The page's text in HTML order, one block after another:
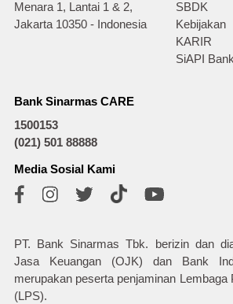
Menara 1, Lantai 1 & 2,
Jakarta 10350 - Indonesia
SBDK
Kebijakan
KARIR
SiAPI
Bank Sinarmas CARE
1500153
(021) 501 88888
Media Sosial Kami
PT. Bank Sinarmas Tbk. berizin dan
Jasa Keuangan (OJK) dan Bank
merupakan peserta penjaminan Lembaga
(LPS).